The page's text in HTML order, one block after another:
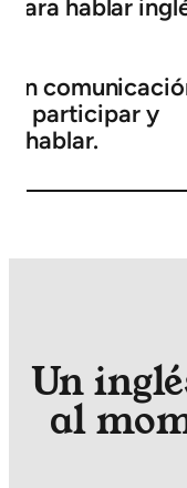
hablar
en
participar y
hablar.
Un
al